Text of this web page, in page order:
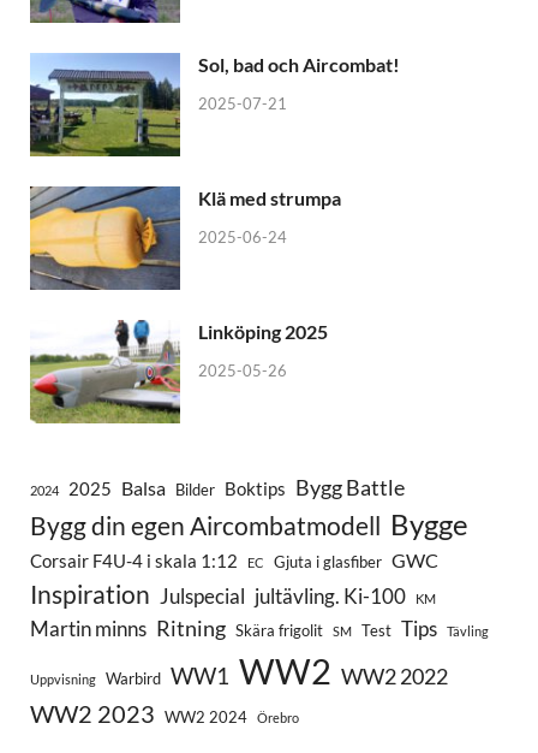
Sol, bad och Aircombat!
2025-07-21
Klä med strumpa
2025-06-24
Linköping 2025
2025-05-26
2024 2025 Balsa Bilder Boktips Bygg Battle
Bygg din egen Aircombatmodell Bygge
Corsair F4U-4 i skala 1:12 EC Gjuta i glasfiber GWC
Inspiration Julspecial jultävling. Ki-100 KM
Martin minns Ritning Skära frigolit SM Test Tips Tävling
Uppvisning Warbird WW1 WW2 WW2 2022
WW2 2023 WW2 2024 Örebro